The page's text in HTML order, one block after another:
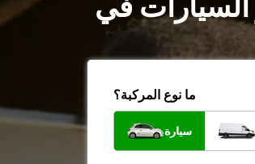
ما نوع المركبة؟
سيارة